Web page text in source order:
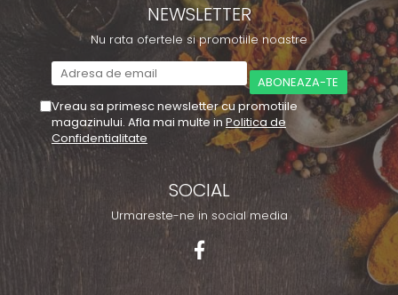
NEWSLETTER
Nu rata ofertele si promotiile noastre
Vreau sa primesc newsletter cu promotiile
magazinului. Afla mai multe in Politica de
Confidentialitate
SOCIAL
Urmareste-ne in social media